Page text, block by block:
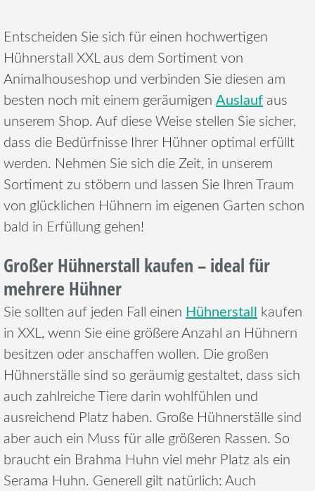
Entscheiden Sie sich für einen hochwertigen
Hühnerstall XXL aus dem Sortiment von
Animalhouseshop und verbinden Sie diesen am
besten noch mit einem geräumigen Auslauf aus
unserem Shop. Auf diese Weise stellen Sie sicher,
dass die Bedürfnisse Ihrer Hühner optimal erfüllt
werden. Nehmen Sie sich die Zeit, in unserem
Sortiment zu stöbern und lassen Sie Ihren Traum
von glücklichen Hühnern im eigenen Garten schon
bald in Erfüllung gehen!
Großer Hühnerstall kaufen – ideal für
mehrere Hühner
Sie sollten auf jeden Fall einen Hühnerstall kaufen
in XXL, wenn Sie eine größere Anzahl an Hühnern
besitzen oder anschaffen wollen. Die großen
Hühnerställe sind so geräumig gestaltet, dass sich
auch zahlreiche Tiere darin wohlfühlen und
ausreichend Platz haben. Große Hühnerställe sind
aber auch ein Muss für alle größeren Rassen. So
braucht ein Brahma Huhn viel mehr Platz als ein
Serama Huhn. Generell gilt natürlich: Auch